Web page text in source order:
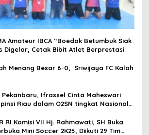
Amateur IBCA “Boedak Betumbuk Siak
Digelar, Cetak Bibit Atlet Berprestasi
Menang Besar 6-0, Sriwijaya FC Kalah
Pekanbaru, Ifrassel Cinta Maheswari
Riau dalam O2SN tingkat Nasional
RI Komisi VII Hj. Rahmawati, SH Buka
Mini Soccer 2K25, Diikuti 29 Tim